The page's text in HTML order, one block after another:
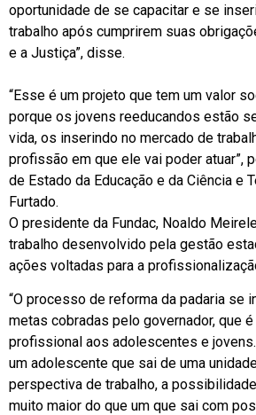
oportunidade de se capacitar e se
trabalho após cumprirem suas
e a Justiça”, disse.
“Esse é um projeto que tem um valor
porque os jovens reeducandos estão
vida, os inserindo no mercado de
profissão em que ele vai poder atuar”,
de Estado da Educação e da Ciência e
Furtado.
O presidente da Fundac, Noaldo
trabalho desenvolvido pela gestão
ações voltadas para a
“O processo de reforma da padaria se
metas cobradas pelo governador, que
profissional aos adolescentes e
um adolescente que sai de uma
perspectiva de trabalho, a
muito maior do que um que sai com